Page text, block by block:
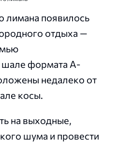
лимана появилось
отдыха —
формата A-
недалеко от
косы.
на выходные,
шума и провести